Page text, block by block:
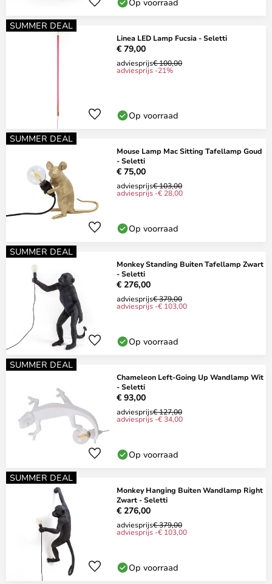
SUMMER DEAL
Linea LED Lamp Fucsia - Seletti
€ 79,00
adviesprijs€ 100,00
adviesprijs -21%
Op voorraad
SUMMER DEAL
Mouse Lamp Mac Sitting Tafellamp Goud
- Seletti
€ 75,00
adviesprijs€ 103,00
adviesprijs -€ 28,00
Op voorraad
SUMMER DEAL
Monkey Standing Buiten Tafellamp Zwart
- Seletti
€ 276,00
adviesprijs€ 379,00
adviesprijs -€ 103,00
Op voorraad
SUMMER DEAL
Chameleon Left-Going Up Wandlamp Wit
- Seletti
€ 93,00
adviesprijs€ 127,00
adviesprijs -€ 34,00
Op voorraad
SUMMER DEAL
Monkey Hanging Buiten Wandlamp Right
Zwart - Seletti
€ 276,00
adviesprijs€ 379,00
adviesprijs -€ 103,00
Op voorraad